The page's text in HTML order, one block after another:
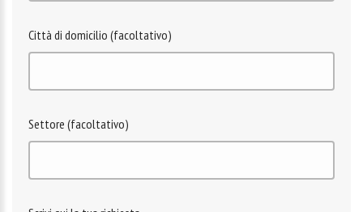
Città di domicilio (facoltativo)
Settore (facoltativo)